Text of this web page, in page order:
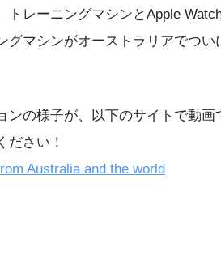
トレーニングマシンとApple
グマシンがオーストラリアでつい
の様子が、以下のサイトで動画
ださい！
Australia and the world